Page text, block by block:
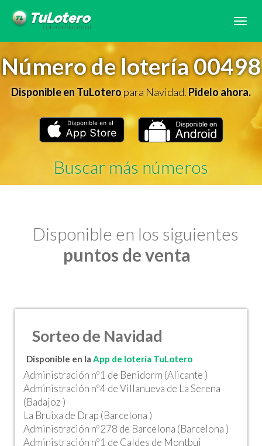
Número de lotería 00498
Disponible en TuLoteropara Navidad.Pidelo ahora.
Buscar más números
Disponible en los siguientes
puntos de venta
Sorteo de Navidad
Disponible en la App de lotería TuLotero
Administración nº1 de Benidorm (Alicante )
Administración nº4 de Villanueva de La Serena
(Badajoz )
La Bruixa de Drap (Barcelona )
Administración nº278 de Barcelona (Barcelona )
Administración nº1 de Caldes de Montbui